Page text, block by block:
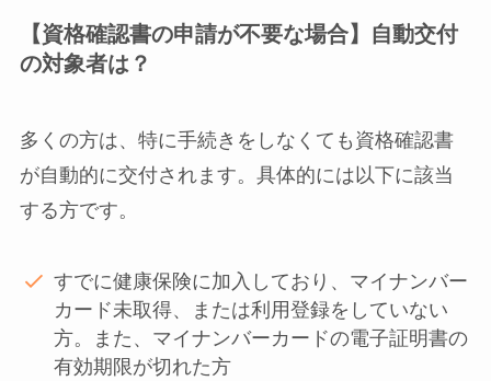
【資格確認書の申請が不要な場合】自動交付
の対象者は？
多くの方は、特に手続きをしなくても資格確認書
が自動的に交付されます。具体的には以下に該当
する方です。
すでに健康保険に加入しており、マイナンバー
カード未取得、または利用登録をしていない
方。また、マイナンバーカードの電子証明書の
有効期限が切れた方